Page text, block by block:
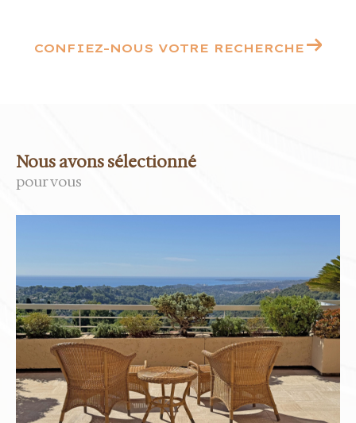
CONFIEZ-NOUS VOTRE RECHERCHE
Nous avons sélectionné
pour vous